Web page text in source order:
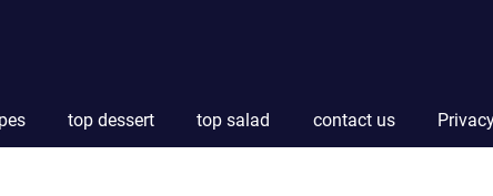
top dessert top salad contact us